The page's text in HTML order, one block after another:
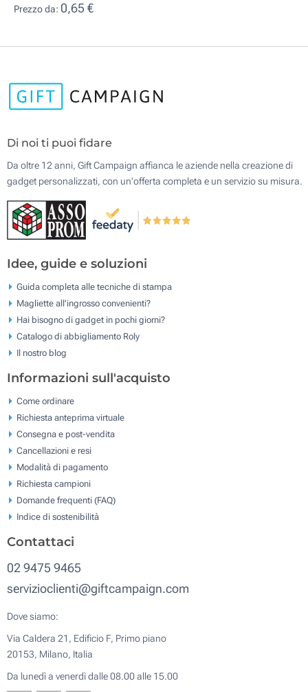
Prezzo da: 0,65 €
Di noi ti puoi fidare
Da oltre 12 anni, Gift Campaign affianca le aziende nella creazione di
gadget personalizzati, con un'offerta completa e un servizio su misura.
Idee, guide e soluzioni
Guida completa alle tecniche di stampa
Magliette all'ingrosso convenienti?
Hai bisogno di gadget in pochi giorni?
Catalogo di abbigliamento Roly
Il nostro blog
Informazioni sull'acquisto
Come ordinare
Richiesta anteprima virtuale
Consegna e post-vendita
Cancellazioni e resi
Modalità di pagamento
Richiesta campioni
Domande frequenti (FAQ)
Indice di sostenibilità
Contattaci
02 9475 9465
servizioclienti@giftcampaign.com
Dove siamo:
Via Caldera 21, Edificio F, Primo piano
20153, Milano, Italia
Da lunedì a venerdì dalle 08.00 alle 15.00